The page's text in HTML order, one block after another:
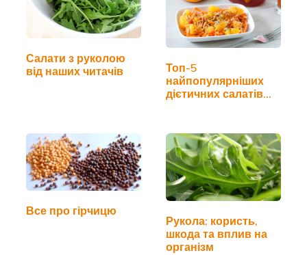
Салати з руколою
від наших читачів
Топ-5
найпопулярніших
дієтичних салатів
Все про гірчицю
Рукола: користь,
шкода та вплив на
організм